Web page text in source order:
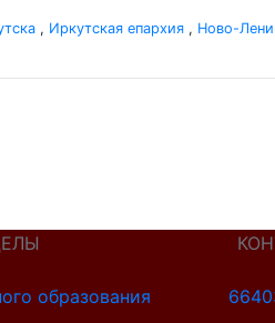
, Иркутская епархия , Ново-
образования